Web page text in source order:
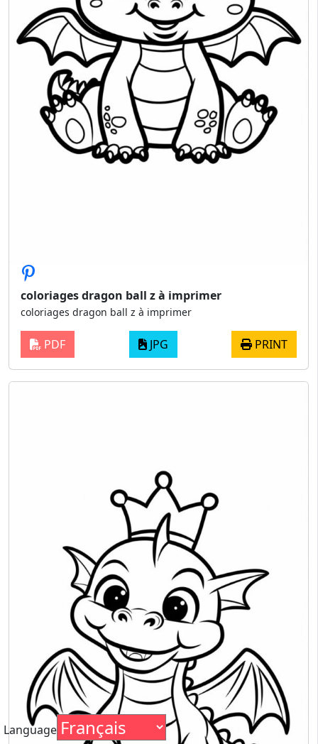
coloriages dragon ball z à imprimer
coloriages dragon ball z à imprimer
PDF JPG PRINT
Language